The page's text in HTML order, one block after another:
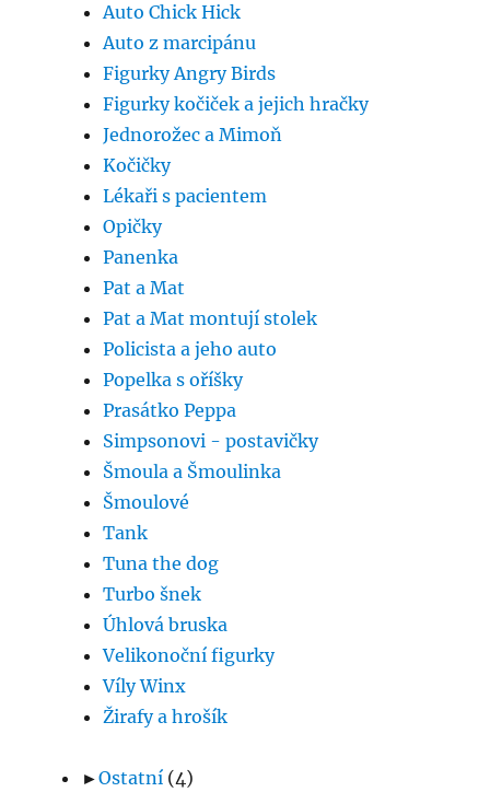
Auto Chick Hick
Auto z marcipánu
Figurky Angry Birds
Figurky kočiček a jejich hračky
Jednorožec a Mimoň
Kočičky
Lékaři s pacientem
Opičky
Panenka
Pat a Mat
Pat a Mat montují stolek
Policista a jeho auto
Popelka s oříšky
Prasátko Peppa
Simpsonovi - postavičky
Šmoula a Šmoulinka
Šmoulové
Tank
Tuna the dog
Turbo šnek
Úhlová bruska
Velikonoční figurky
Víly Winx
Žirafy a hrošík
►Ostatní (4)